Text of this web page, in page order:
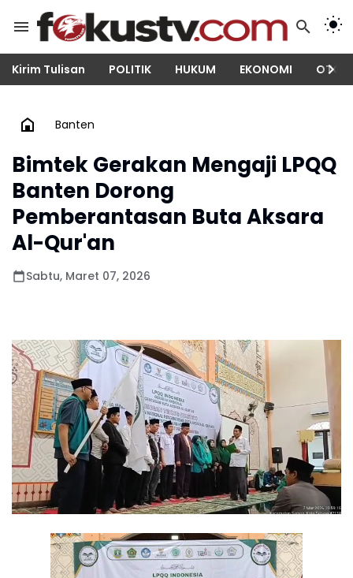
Kirim Tulisan POLITIK HUKUM EKONOMI
Banten
Bimtek Gerakan Mengaji LPQQ
Banten Dorong
Pemberantasan Buta Aksara
Al-Qur'an
Sabtu, Maret 07, 2026